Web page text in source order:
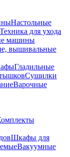
Настольные
Техника для ухода
машины
вышивальные
Гладильные
Сушилки
Варочные
Шкафы для
Вакуумные